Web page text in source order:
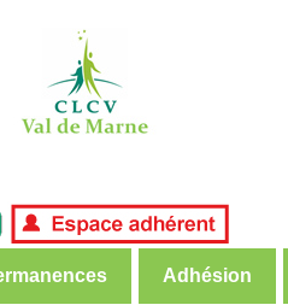
Adhésion